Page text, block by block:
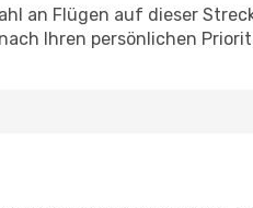
an Flügen auf dieser
Ihren persönlichen